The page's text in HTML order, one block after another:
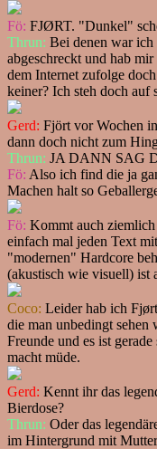
Fö: FJØRT. "Dunkel"
Thrun: Bei denen war ich
abgeschreckt und hab
dem Internet zufolge
keiner? Ich steh doch auf
Gerd: Fjört vor Wochen
dann doch nicht zum
Thrun: JA DANN SAG
Fö: Also ich find die ja
Machen halt so
Fö: Kommt auch
einfach mal jeden Text
"modernen" Hardcore
(akustisch wie visuell) ist
Coco: Leider hab ich
die man unbedingt
Freunde und es ist
macht müde.
Gerd: Kennt ihr das
Bierdose?
Thrun: Oder das
im Hintergrund mit